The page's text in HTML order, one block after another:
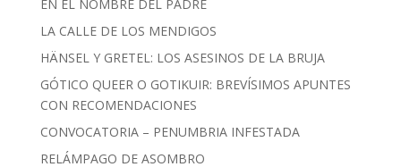
EN EL NOMBRE DEL PADRE
LA CALLE DE LOS MENDIGOS
HÄNSEL Y GRETEL: LOS ASESINOS DE LA BRUJA
GÓTICO QUEER O GOTIKUIR: BREVÍSIMOS APUNTES
CON RECOMENDACIONES
CONVOCATORIA – PENUMBRIA INFESTADA
RELÁMPAGO DE ASOMBRO